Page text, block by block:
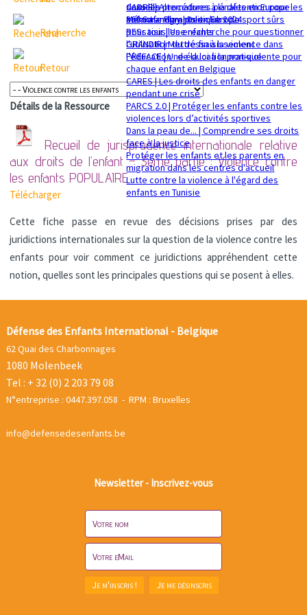
sexuelle
Mémorandum politique 2024
dans les procédures pénales en Europe
360 Safe Play | Des clubs de sport sûrs
pour tous les enfants
GRANDIR | Mettre fin à la violence dans
l’éducation : de la loi à la pratique
CADRE | Alternatives à la détention pour les
enfants migrants en Europe
RESsaisir | Une recherche pour questionner
l'utilisation du déssaisissement
PREFACE | Une éducation non-violente pour
chaque enfant en Belgique
CARES | Les droits des enfants en danger
pendant une crise
PARCS 2.0 | Protéger les enfants contre les
violences lors d’activités sportives
Dans la peau de... | Comprendre ses droits
face à la justice
Protéger les enfants et les parents en
migration dans les centres d'accueil
Lutte contre la violence à l'égard des
enfants en Tunisie
Recherche
Retour
Détails de la Ressource
Recueil de jurisprudence internationale relative
aux droits de l’enfant – 3ème partie : Violence contre
les enfantsPOPULAIRE
Télécharger
Cette fiche passe en revue des décisions prises par des
juridictions internationales sur la question de la violence contre les
enfants pour voir comment ce juridictions appréhendent cette
notion, quelles sont les principales questions qui se posent à elles.
Défense des Enfants International - Belgique
62 Quai des Charbonnages
1080 Molenbeek
Tel : + 32 (0) 2 203 79 08
N°entreprise : 0447.397.058 - RPM : Bruxelles
info@defensedesenfants.be
Newsletter - Inscrivez-vous